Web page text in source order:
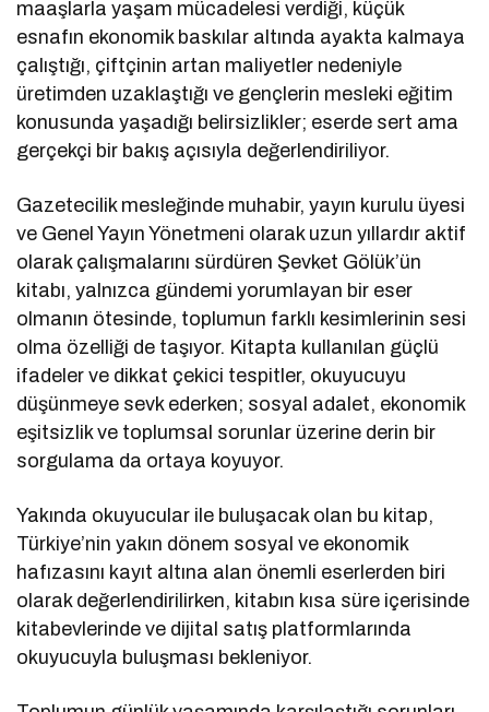
maaşlarla yaşam mücadelesi verdiği, küçük
esnafın ekonomik baskılar altında ayakta kalmaya
çalıştığı, çiftçinin artan maliyetler nedeniyle
üretimden uzaklaştığı ve gençlerin mesleki eğitim
konusunda yaşadığı belirsizlikler; eserde sert ama
gerçekçi bir bakış açısıyla değerlendiriliyor.
Gazetecilik mesleğinde muhabir, yayın kurulu üyesi
ve Genel Yayın Yönetmeni olarak uzun yıllardır aktif
olarak çalışmalarını sürdüren Şevket Gölük’ün
kitabı, yalnızca gündemi yorumlayan bir eser
olmanın ötesinde, toplumun farklı kesimlerinin sesi
olma özelliği de taşıyor. Kitapta kullanılan güçlü
ifadeler ve dikkat çekici tespitler, okuyucuyu
düşünmeye sevk ederken; sosyal adalet, ekonomik
eşitsizlik ve toplumsal sorunlar üzerine derin bir
sorgulama da ortaya koyuyor.
Yakında okuyucular ile buluşacak olan bu kitap,
Türkiye’nin yakın dönem sosyal ve ekonomik
hafızasını kayıt altına alan önemli eserlerden biri
olarak değerlendirilirken, kitabın kısa süre içerisinde
kitabevlerinde ve dijital satış platformlarında
okuyucuyla buluşması bekleniyor.